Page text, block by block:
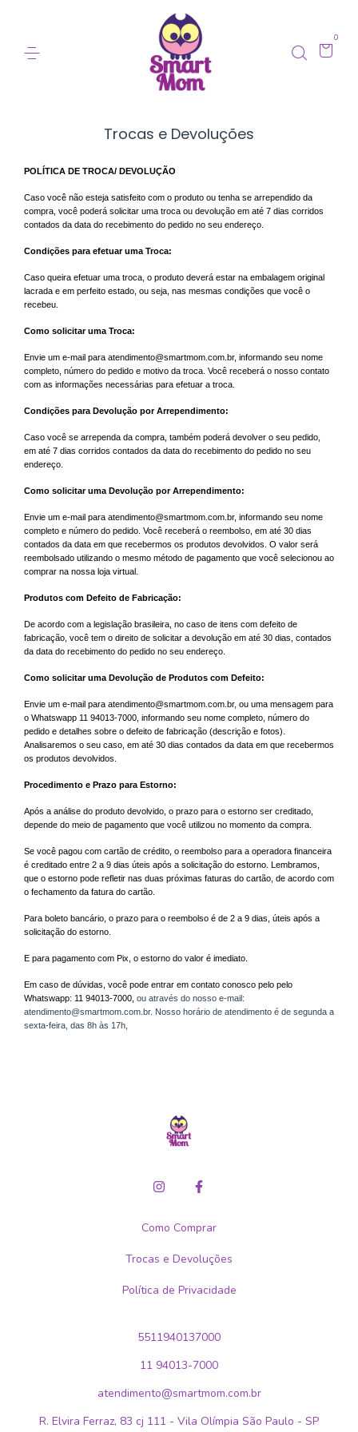
0
Trocas e Devoluções
POLÍTICA DE TROCA/ DEVOLUÇÃO
Caso você não esteja satisfeito com o produto ou tenha se arrependido da
compra, você poderá solicitar uma troca ou devolução em até 7 dias corridos
contados da data do recebimento do pedido no seu endereço.
Condições para efetuar uma Troca:
Caso queira efetuar uma troca, o produto deverá estar na embalagem original
lacrada e em perfeito estado, ou seja, nas mesmas condições que você o
recebeu.
Como solicitar uma Troca:
Envie um e-mail para atendimento@smartmom.com.br, informando seu nome
completo, número do pedido e motivo da troca. Você receberá o nosso contato
com as informações necessárias para efetuar a troca.
Condições para Devolução por Arrependimento:
Caso você se arrependa da compra, também poderá devolver o seu pedido,
em até 7 dias corridos contados da data do recebimento do pedido no seu
endereço.
Como solicitar uma Devolução por Arrependimento:
Envie um e-mail para atendimento@smartmom.com.br, informando seu nome
completo e número do pedido. Você receberá o reembolso, em até 30 dias
contados da data em que recebermos os produtos devolvidos. O valor será
reembolsado utilizando o mesmo método de pagamento que você selecionou ao
comprar na nossa loja virtual.
Produtos com Defeito de Fabricação:
De acordo com a legislação brasileira, no caso de itens com defeito de
fabricação, você tem o direito de solicitar a devolução em até 30 dias, contados
da data do recebimento do pedido no seu endereço.
Como solicitar uma Devolução de Produtos com Defeito:
Envie um e-mail para atendimento@smartmom.com.br, ou uma mensagem para
o Whatswapp 11 94013-7000, informando seu nome completo, número do
pedido e detalhes sobre o defeito de fabricação (descrição e fotos).
Analisaremos o seu caso, em até 30 dias contados da data em que recebermos
os produtos devolvidos.
Procedimento e Prazo para Estorno:
Após a análise do produto devolvido, o prazo para o estorno ser creditado,
depende do meio de pagamento que você utilizou no momento da compra.
Se você pagou com cartão de crédito, o reembolso para a operadora financeira
é creditado entre 2 a 9 dias úteis após a solicitação do estorno. Lembramos,
que o estorno pode refletir nas duas próximas faturas do cartão, de acordo com
o fechamento da fatura do cartão.
Para boleto bancário, o prazo para o reembolso é de 2 a 9 dias, úteis após a
solicitação do estorno.
E para pagamento com Pix, o estorno do valor é imediato.
Em caso de dúvidas, você pode entrar em contato conosco pelo pelo
Whatswapp: 11 94013-7000, ou através do nosso e-mail:
atendimento@smartmom.com.br. Nosso horário de atendimento é de segunda a
sexta-feira, das 8h às 17h,
Como Comprar
Trocas e Devoluções
Política de Privacidade
5511940137000
11 94013-7000
atendimento@smartmom.com.br
R. Elvira Ferraz, 83 cj 111 - Vila Olímpia São Paulo - SP